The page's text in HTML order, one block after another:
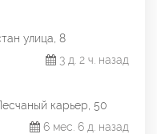
улица, 8
3 д. 2 ч. назад
карьер, 50
6 мес. 6 д. назад